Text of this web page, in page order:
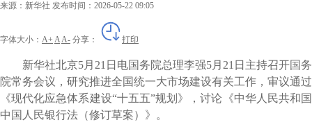
来源：新华社 发布时间：2026-05-22 09:05
字体大小： A+ AA- 分享： 打印
新华社北京5月21日电国务院总理李强5月21日主持召开国务
院常务会议，研究推进全国统一大市场建设有关工作，审议通过
《现代化应急体系建设“十五五”规划》，讨论《中华人民共和国
中国人民银行法（修订草案）》。